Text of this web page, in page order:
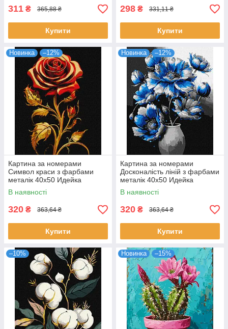
311 ₴ 365,88 ₴
Купити
298 ₴ 331,11 ₴
Купити
Новинка –12%
Картина за номерами
Символ краси з фарбами
металік 40x50 Идейка
(KHO3244)
В наявності
320 ₴ 363,64 ₴
Купити
Новинка –12%
Картина за номерами
Досконалість ліній з фарбами
металік 40x50 Идейка
(KHO3245)
В наявності
320 ₴ 363,64 ₴
Купити
–10% Новинка –15%